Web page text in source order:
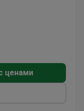
госпиталь
ценами